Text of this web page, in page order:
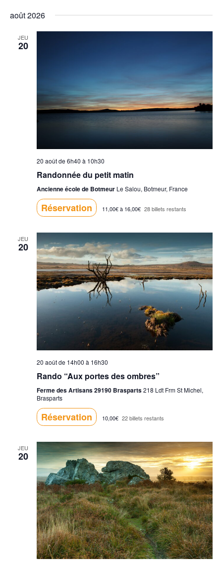
e
c
e
r
c
h
e
t
n
a
v
i
g
a
t
i
n
v
u
e
s
É
v
a
v
a
t
i
o
n
e
s
É
v
è
n
e
é
août 2026
JEU
20
20 août de 6h40 à 10h30
Randonnée du petit matin
Ancienne école de Botmeur Le Salou, Botmeur, France
Réservation 11,00€ à 16,00€ 28 billets restants
JEU
20
20 août de 14h00 à 16h30
Rando “Aux portes des ombres”
Ferme des Artisans 29190 Brasparts218 Ldt Frm St Michel,
Brasparts
Réservation 10,00€ 22 billets restants
JEU
20